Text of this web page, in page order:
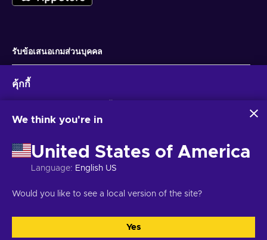
รับข้อเสนอเกมส่วนบุคคล
ลิขสิทธิ์ © 2026 Eneba. สงวนลิขสิทธิ์. JSC “Helis play”, Gyneju St. 4-333, วิ
คุ้กกี้
รวบรวมและวิเคราะห์ข้อมูลเกี่ยวกับผู้ใช้เว็บไซต์นี้ เราใช้ข้อมูลนี้เพื่อ
บุคคลของคุณอาจถูกนำไปใช้เพื่อปรับแต่งโฆษณา
การคลิก 'ยอมรับทั้งหมด' หมายความว่าคุณยินยอมให้ Eneba และ
พันธมิตรใช้เทคโนโลยีเหล่านี้ คุณสามารถปรับเปลี่ยนความยินยอม
สำหรับข้อมูลเพิ่มเติมเกี่ยวกับวิธีที่ Google ใช้ข้อมูลของคุณ โปรดดู
We think you're in
United States of America
Language: English US
Would you like to see a local version of the site?
Yes